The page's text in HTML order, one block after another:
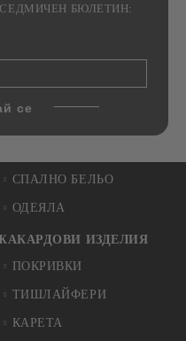
СЕДМИЧЕН БЮЛЕТИН:
СПАЛНО БЕЛЬО
ОДЕЯЛА
ИЗДЕЛИЯ
ПОКРИВКИ
ТИШЛАЙФЕРИ
КАРЕТА